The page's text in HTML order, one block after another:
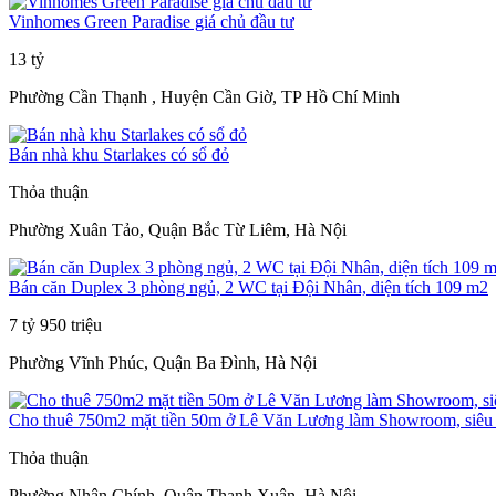
Vinhomes Green Paradise giá chủ đầu tư
13 tỷ
Phường Cần Thạnh , Huyện Cần Giờ, TP Hồ Chí Minh
Bán nhà khu Starlakes có sổ đỏ
Thỏa thuận
Phường Xuân Tảo, Quận Bắc Từ Liêm, Hà Nội
Bán căn Duplex 3 phòng ngủ, 2 WC tại Đội Nhân, diện tích 109 m2
7 tỷ 950 triệu
Phường Vĩnh Phúc, Quận Ba Đình, Hà Nội
Cho thuê 750m2 mặt tiền 50m ở Lê Văn Lương làm Showroom, siêu
Thỏa thuận